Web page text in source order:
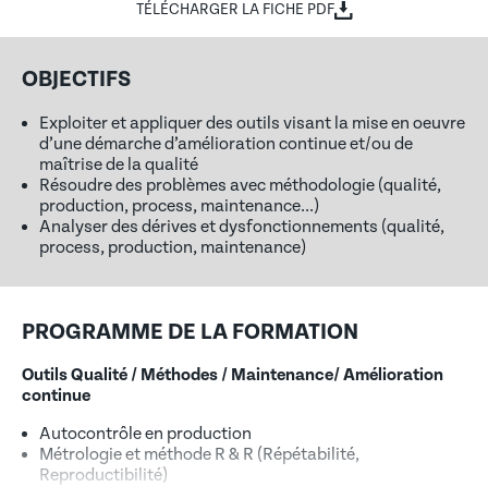
TÉLÉCHARGER LA FICHE PDF
OBJECTIFS
Exploiter et appliquer des outils visant la mise en oeuvre
d’une démarche d’amélioration continue et/ou de
maîtrise de la qualité
Résoudre des problèmes avec méthodologie (qualité,
production, process, maintenance...)
Analyser des dérives et dysfonctionnements (qualité,
process, production, maintenance)
PROGRAMME DE LA FORMATION
Outils Qualité / Méthodes / Maintenance/ Amélioration
continue
Autocontrôle en production
Métrologie et méthode R & R (Répétabilité,
Reproductibilité)